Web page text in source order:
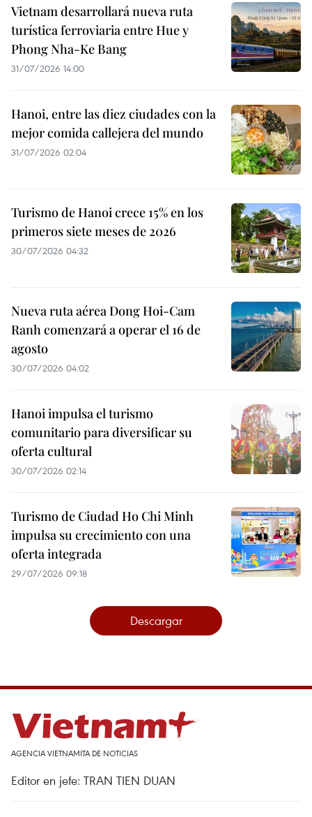
Vietnam desarrollará nueva ruta
turística ferroviaria entre Hue y
Phong Nha-Ke Bang
31/07/2026 14:00
Hanoi, entre las diez ciudades con la
mejor comida callejera del mundo
31/07/2026 02:04
Turismo de Hanoi crece 15% en los
primeros siete meses de 2026
30/07/2026 04:32
Nueva ruta aérea Dong Hoi-Cam
Ranh comenzará a operar el 16 de
agosto
30/07/2026 04:02
Hanoi impulsa el turismo
comunitario para diversificar su
oferta cultural
30/07/2026 02:14
Turismo de Ciudad Ho Chi Minh
impulsa su crecimiento con una
oferta integrada
29/07/2026 09:18
Descargar
AGENCIA VIETNAMITA DE NOTICIAS
Editor en jefe: TRAN TIEN DUAN